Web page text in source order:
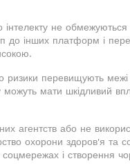
інтелекту не
до інших платформ і
перевищують межі
можуть мати шкідливий
агентств або не
охорони здоров'я та
і створення